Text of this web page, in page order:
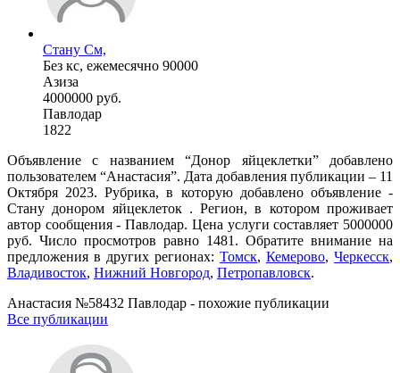
Стану См,
Без кс, ежемесячно 90000
Азиза
4000000 руб.
Павлодар
1822
Объявление с названием “Донор яйцеклетки” добавлено
пользователем “Анастасия”. Дата добавления публикации – 11
Октября 2023. Рубрика, в которую добавлено объявление -
Стану донором яйцеклеток . Регион, в котором проживает
автор сообщения - Павлодар. Цена услуги составляет 5000000
руб. Число просмотров равно 1481. Обратите внимание на
предложения в других регионах: Томск, Кемерово, Черкесск,
Владивосток, Нижний Новгород, Петропавловск.
Анастасия №58432 Павлодар - похожие публикации
Все публикации